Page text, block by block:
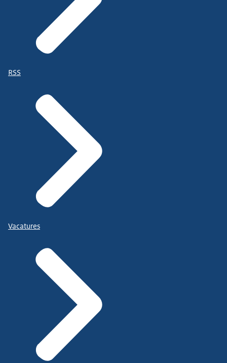
RSS
Vacatures